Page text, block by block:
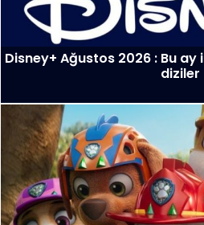
Disney+ Ağustos 2026 : Bu
diziler